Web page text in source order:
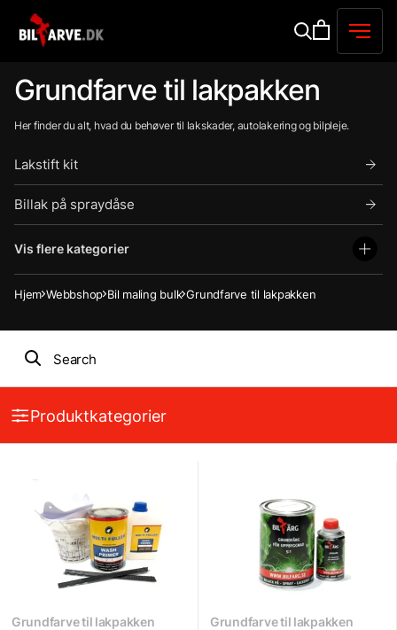
Grundfarve til lakpakken
Her finder du alt, hvad du behøver til lakskader, autolakering og bilpleje.
Lakstift kit
Billak på spraydåse
Vis flere kategorier
Hjem Webbshop Bil maling bulk Grundfarve til lakpakken
Produktkategorier
Grundfarve til lakpakken
Grundfarve til lakpakken